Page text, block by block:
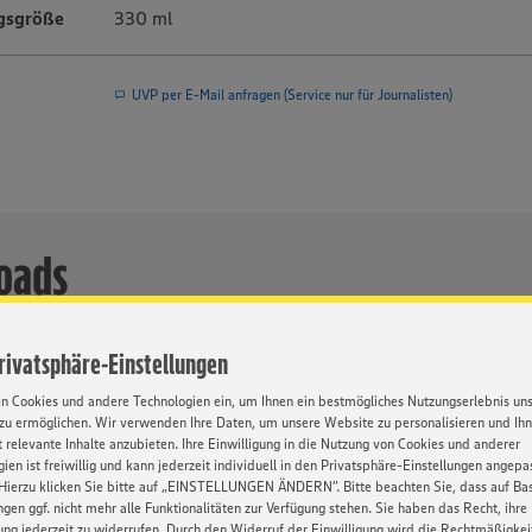
Einstellungen
Cookies und andere Technologien ein, um Ihnen ein bestmögliches Nutzungserlebnis
ermöglichen. Wir verwenden Ihre Daten, um unsere Website zu personalisieren und
relevante Inhalte anzubieten. Ihre Einwilligung in die Nutzung von Cookies und anderer
ist freiwillig und kann jederzeit individuell in den Privatsphäre-Einstellungen
klicken Sie bitte auf „EINSTELLUNGEN ÄNDERN”. Bitte beachten Sie, dass auf
ggf. nicht mehr alle Funktionalitäten zur Verfügung stehen. Sie haben das Recht, ihre
330 ml
UVP per E-Mail anfragen (Service nur für Journalisten)
JPG 217px x 600px 149 kB Download
TIF 1086px x 3000px 5,1 MB Download